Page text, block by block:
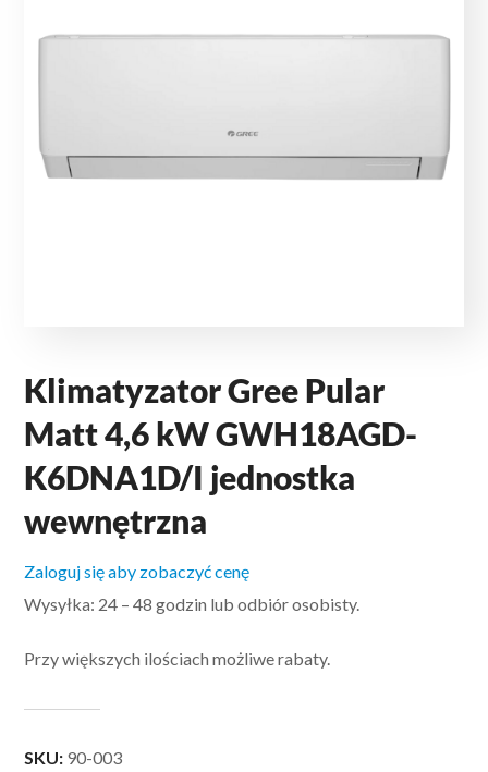
Klimatyzator Gree Pular
Matt 4,6 kW GWH18AGD-
K6DNA1D/I jednostka
wewnętrzna
Zaloguj się aby zobaczyć cenę
Wysyłka: 24 – 48 godzin lub odbiór osobisty.
Przy większych ilościach możliwe rabaty.
SKU: 90-003